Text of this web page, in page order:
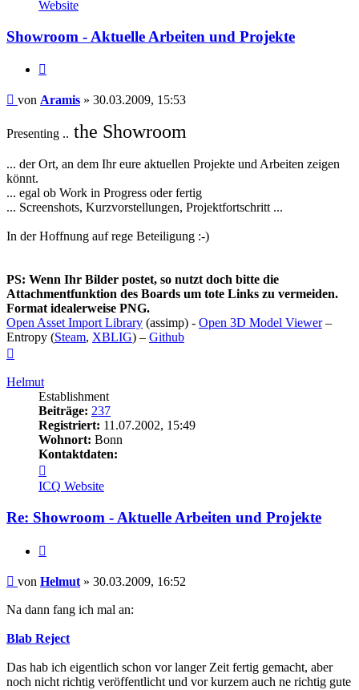
Aramis
Website
Showroom - Aktuelle Arbeiten und Projekte
Beitrag
von Aramis » 30.03.2009, 15:53
Presenting .. the Showroom
... der Ort, an dem Ihr eure aktuellen Projekte und Arbeiten zeigen
könnt.
... egal ob Work in Progress oder fertig
... Screenshots, Kurzvorstellungen, Projektfortschritt ...
In der Hoffnung auf rege Beteiligung :-)
PS: Wenn Ihr Bilder postet, so nutzt doch bitte die
Attachmentfunktion des Boards um tote Links zu vermeiden.
Format idealerweise PNG.
Open Asset Import Library (assimp) - Open 3D Model Viewer–
Entropy (Steam, XBLIG) – Github
Helmut
Establishment
Beiträge: 237
Registriert: 11.07.2002, 15:49
Wohnort: Bonn
Kontaktdaten:
von
Helmut
ICQ Website
Re: Showroom - Aktuelle Arbeiten und Projekte
Beitrag
von Helmut » 30.03.2009, 16:52
Na dann fang ich mal an:
Blab Reject
Das hab ich eigentlich schon vor langer Zeit fertig gemacht, aber
noch nicht richtig veröffentlicht und vor kurzem auch ne richtig gute